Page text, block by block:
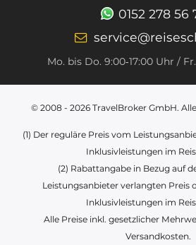
0152 278 56
Mo. bis Do. 9:00‑17:00 Uhr /
© 2008 - 2026 TravelBroker GmbH.
(1) Der reguläre Preis vom
Inklusivleistungen im
(2) Rabattangabe in Bezug auf
Leistungsanbieter verlangten Preis
Inklusivleistungen im
Alle Preise inkl. gesetzlicher
Versandkosten.